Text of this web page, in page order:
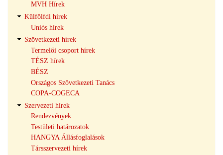
MVH Hírek
Külfölfdi hírek
Uniós hírek
Szövetkezeti hírek
Termelői csoport hírek
TÉSZ hírek
BÉSZ
Országos Szövetkezeti Tanács
COPA-COGECA
Szervezeti hírek
Rendezvények
Testületi határozatok
HANGYA Állásfoglalások
Társszervezeti hírek